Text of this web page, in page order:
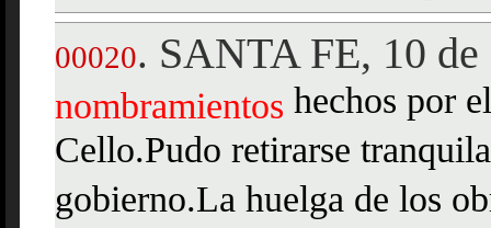
00020. SANTA FE, 10
nombramientos hechos por
Cello.Pudo retirarse
gobierno.La huelga de los